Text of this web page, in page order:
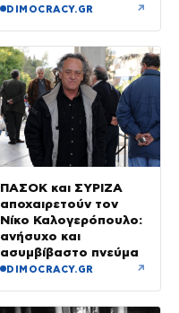
DIMOCRACY.GR ↗
ΠΑΣΟΚ και ΣΥΡΙΖΑ
αποχαιρετούν τον
Νίκο Καλογερόπουλο:
ανήσυχο και
ασυμβίβαστο πνεύμα
DIMOCRACY.GR ↗